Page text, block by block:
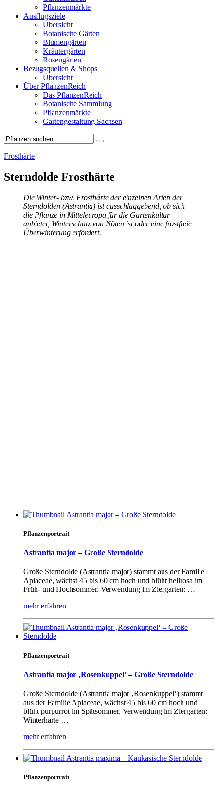
Pflanzenmärkte
Ausflugsziele
Übersicht
Botanische Gärten
Blumengärten
Kräutergärten
Rosengärten
Bezugsquellen & Shops
Übersicht
Über PflanzenReich
Das PflanzenReich
Botanische Sammlung
Pflanzenmärkte
Gartengestaltung Sachsen
Frosthärte
Sterndolde Frosthärte
Die Winter- bzw. Frosthärte der einzelnen Arten der
Sterndolden (Astrantia) ist ausschlaggebend, ob sich
die Pflanze in Mitteleuropa für die Gartenkultur
anbietet, Winterschutz von Nöten ist oder eine frostfreie
Überwinterung erfordert.
Pflanzenportrait
Astrantia major – Große Sterndolde
Große Sterndolde (Astrantia major) stammt aus der Familie
Apiaceae, wächst 45 bis 60 cm hoch und blüht hellrosa im
Früh- und Hochsommer. Verwendung im Ziergarten: …
mehr erfahren
Pflanzenportrait
Astrantia major ‚Rosenkuppel‘ – Große Sterndolde
Große Sterndolde (Astrantia major ‚Rosenkuppel‘) stammt
aus der Familie Apiaceae, wächst 45 bis 60 cm hoch und
blüht purpurrot im Spätsommer. Verwendung im Ziergarten:
Winterharte …
mehr erfahren
Pflanzenportrait